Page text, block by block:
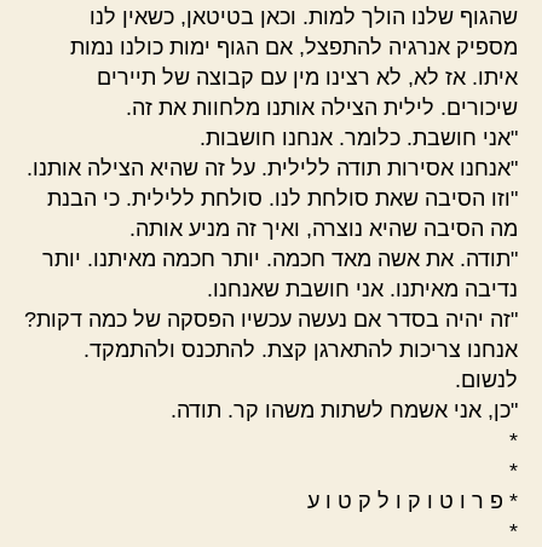
שהגוף שלנו הולך למות. וכאן בטיטאן, כשאין לנו
מספיק אנרגיה להתפצל, אם הגוף ימות כולנו נמות
איתו. אז לא, לא רצינו מין עם קבוצה של תיירים
שיכורים. לילית הצילה אותנו מלחוות את זה.
"אני חושבת. כלומר. אנחנו חושבות.
"אנחנו אסירות תודה ללילית. על זה שהיא הצילה אותנו.
"וזו הסיבה שאת סולחת לנו. סולחת ללילית. כי הבנת
מה הסיבה שהיא נוצרה, ואיך זה מניע אותה.
"תודה. את אשה מאד חכמה. יותר חכמה מאיתנו. יותר
נדיבה מאיתנו. אני חושבת שאנחנו.
"זה יהיה בסדר אם נעשה עכשיו הפסקה של כמה דקות?
אנחנו צריכות להתארגן קצת. להתכנס ולהתמקד.
לנשום.
"כן, אני אשמח לשתות משהו קר. תודה.
*
*
* פ ר ו ט ו ק ו ל ק ט ו ע
*